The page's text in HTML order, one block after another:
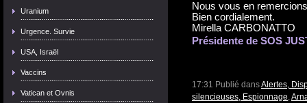
Uranium
Urgence. Survie
USA, Israël
Vaccins
Vatican et Ovnis
Nous vous en
Bien cordialement.
Mirella CARBONATTO
Présidente de SOS
17:31 Publié dansAlertes,
silencieuses, Espionnage,